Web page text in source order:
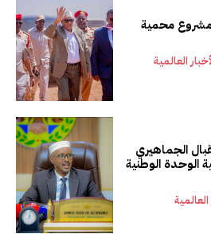
مشروع محمية
العالمية
الجماهيري
الوحدة الوطنية
العالمية